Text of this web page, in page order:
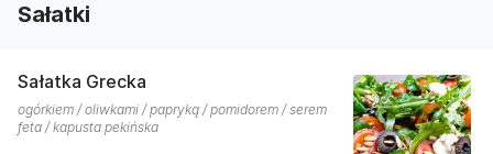
Sałatki
Sałatka Grecka
ogórkiem / oliwkami / papryką / pomidorem / serem
feta / kapusta pekińska